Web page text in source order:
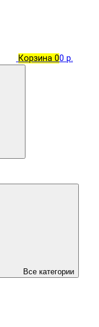
Корзина 00 р.
Все категории